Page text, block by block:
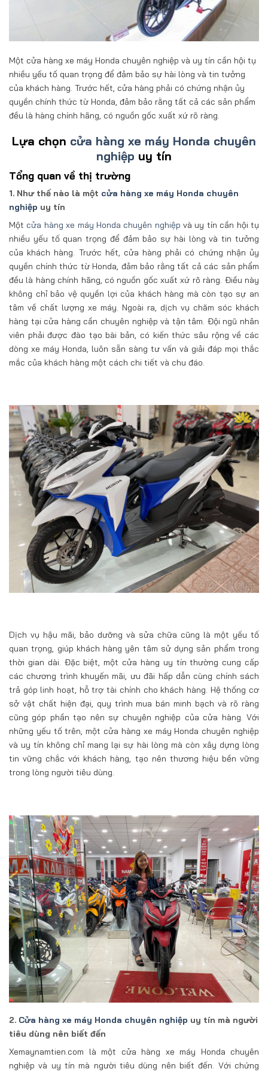
Một cửa hàng xe máy Honda chuyên nghiệp và uy tín cần hội tụ
nhiều yếu tố quan trọng để đảm bảo sự hài lòng và tin tưởng
của khách hàng. Trước hết, cửa hàng phải có chứng nhận ủy
quyền chính thức từ Honda, đảm bảo rằng tất cả các sản phẩm
đều là hàng chính hãng, có nguồn gốc xuất xứ rõ ràng.
Lựa chọn cửa hàng xe máy Honda chuyên
nghiệp uy tín
Tổng quan về thị trường
1. Như thế nào là một cửa hàng xe máy Honda chuyên
nghiệp uy tín
Một cửa hàng xe máy Honda chuyên nghiệp và uy tín cần hội tụ
nhiều yếu tố quan trọng để đảm bảo sự hài lòng và tin tưởng
của khách hàng. Trước hết, cửa hàng phải có chứng nhận ủy
quyền chính thức từ Honda, đảm bảo rằng tất cả các sản phẩm
đều là hàng chính hãng, có nguồn gốc xuất xứ rõ ràng. Điều này
không chỉ bảo vệ quyền lợi của khách hàng mà còn tạo sự an
tâm về chất lượng xe máy. Ngoài ra, dịch vụ chăm sóc khách
hàng tại cửa hàng cần chuyên nghiệp và tận tâm. Đội ngũ nhân
viên phải được đào tạo bài bản, có kiến thức sâu rộng về các
dòng xe máy Honda, luôn sẵn sàng tư vấn và giải đáp mọi thắc
mắc của khách hàng một cách chi tiết và chu đáo.
Dịch vụ hậu mãi, bảo dưỡng và sửa chữa cũng là một yếu tố
quan trọng, giúp khách hàng yên tâm sử dụng sản phẩm trong
thời gian dài. Đặc biệt, một cửa hàng uy tín thường cung cấp
các chương trình khuyến mãi, ưu đãi hấp dẫn cùng chính sách
trả góp linh hoạt, hỗ trợ tài chính cho khách hàng. Hệ thống cơ
sở vật chất hiện đại, quy trình mua bán minh bạch và rõ ràng
cũng góp phần tạo nên sự chuyên nghiệp của cửa hàng. Với
những yếu tố trên, một cửa hàng xe máy Honda chuyên nghiệp
và uy tín không chỉ mang lại sự hài lòng mà còn xây dựng lòng
tin vững chắc với khách hàng, tạo nên thương hiệu bền vững
trong lòng người tiêu dùng.
2. Cửa hàng xe máy Honda chuyên nghiệp uy tín mà người
tiêu dùng nên biết đến
Xemaynamtien.com là một cửa hàng xe máy Honda chuyên
nghiệp và uy tín mà người tiêu dùng nên biết đến. Với chứng